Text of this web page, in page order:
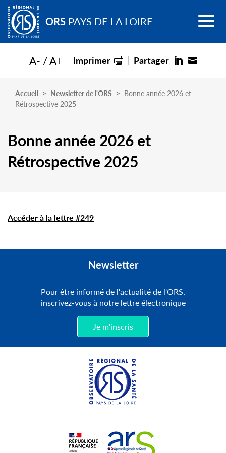
Go to
main
content ORS PAYS DE LA LOIRE Menu
Accueil Newsletter de l'ORS
Bonne année 2026 et
Rétrospective 2025
Bonne année 2026 et
Rétrospective 2025
A- A+ Imprimer Partager
Accéder à la lettre #249
Newsletter
Pour être informé de l'actualité de l'ORS,
inscrivez-vous à notre lettre électronique
Je m'inscris